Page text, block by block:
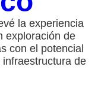
la experiencia
exploración de
con el potencial
de